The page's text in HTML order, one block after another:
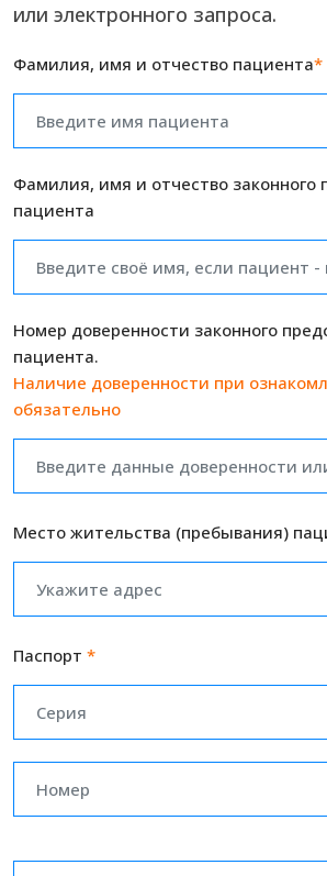
или электронного запроса.
Фамилия, имя и отчество пациента*
Фамилия, имя и отчество законного
пациента
Номер доверенности законного
пациента.
Наличие доверенности при
обязательно
Место жительства (пребывания)
Паспорт *